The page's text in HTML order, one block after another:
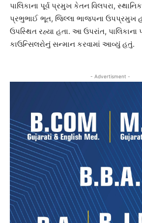
પાલિકાના પૂર્વ પ્રમુખ કેતન વિલપરા,
પ્રભુભાઈ ભૂત, જિલ્લા ભાજપના ઉપપ્રમુખ
ઉપસ્થિત રહ્યા હતા. આ ઉપરાંત, પાલિકાના
કાઉન્સિલરોનું સન્માન કરવામાં આવ્યું હતું.
- Advertisment -